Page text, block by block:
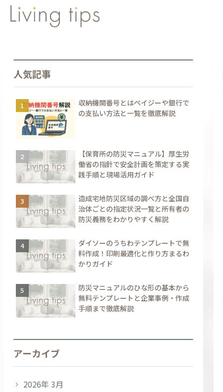
人気記事
収納機関番号とはペイジーや銀行で
の支払い方法と一覧を徹底解説
【保育所の防災マニュアル】厚生労
働省の指針で安全計画を策定する実
践手順と現場活用ガイド
造成宅地防災区域の調べ方と全国自
治体ごとの指定状況一覧と所有者の
防災義務をわかりやすく解説
ダイソーのうちわテンプレートで無
料作成！印刷最適化と作り方まるわ
かりガイド
防災マニュアルのひな形の基本から
無料テンプレートと企業事例・作成
手順まで徹底解説
アーカイブ
2026年 3月